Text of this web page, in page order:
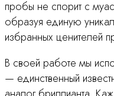
пробы не спорит с
образуя единую
избранных ценителей
В своей работе мы
— единственный